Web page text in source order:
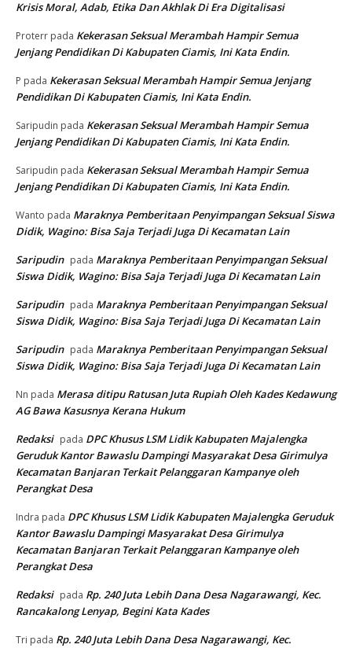
Krisis Moral, Adab, Etika Dan Akhlak Di Era Digitalisasi
Proterr pada Kekerasan Seksual Merambah Hampir Semua
Jenjang Pendidikan Di Kabupaten Ciamis, Ini Kata Endin.
P pada Kekerasan Seksual Merambah Hampir Semua Jenjang
Pendidikan Di Kabupaten Ciamis, Ini Kata Endin.
Saripudin pada Kekerasan Seksual Merambah Hampir Semua
Jenjang Pendidikan Di Kabupaten Ciamis, Ini Kata Endin.
Saripudin pada Kekerasan Seksual Merambah Hampir Semua
Jenjang Pendidikan Di Kabupaten Ciamis, Ini Kata Endin.
Wanto pada Maraknya Pemberitaan Penyimpangan Seksual Siswa
Didik, Wagino: Bisa Saja Terjadi Juga Di Kecamatan Lain
Saripudin pada Maraknya Pemberitaan Penyimpangan Seksual
Siswa Didik, Wagino: Bisa Saja Terjadi Juga Di Kecamatan Lain
Saripudin pada Maraknya Pemberitaan Penyimpangan Seksual
Siswa Didik, Wagino: Bisa Saja Terjadi Juga Di Kecamatan Lain
Saripudin pada Maraknya Pemberitaan Penyimpangan Seksual
Siswa Didik, Wagino: Bisa Saja Terjadi Juga Di Kecamatan Lain
Nn pada Merasa ditipu Ratusan Juta Rupiah Oleh Kades Kedawung
AG Bawa Kasusnya Kerana Hukum
Redaksi pada DPC Khusus LSM Lidik Kabupaten Majalengka
Geruduk Kantor Bawaslu Dampingi Masyarakat Desa Girimulya
Kecamatan Banjaran Terkait Pelanggaran Kampanye oleh
Perangkat Desa
Indra pada DPC Khusus LSM Lidik Kabupaten Majalengka Geruduk
Kantor Bawaslu Dampingi Masyarakat Desa Girimulya
Kecamatan Banjaran Terkait Pelanggaran Kampanye oleh
Perangkat Desa
Redaksi pada Rp. 240 Juta Lebih Dana Desa Nagarawangi, Kec.
Rancakalong Lenyap, Begini Kata Kades
Tri pada Rp. 240 Juta Lebih Dana Desa Nagarawangi, Kec.